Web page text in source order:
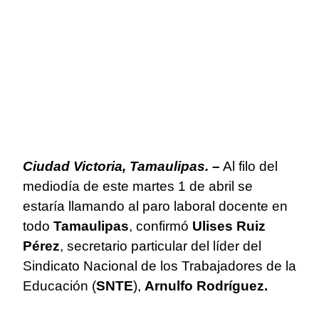
Ciudad Victoria, Tamaulipas. – Al filo del
mediodía de este martes 1 de abril se
estaría llamando al paro laboral docente en
todo Tamaulipas, confirmó Ulises Ruiz
Pérez, secretario particular del líder del
Sindicato Nacional de los Trabajadores de la
Educación (SNTE), Arnulfo Rodríguez.